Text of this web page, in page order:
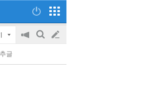
공
on/off
검
글
쓰
글